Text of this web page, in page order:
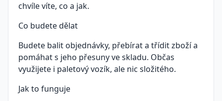
chvíle víte, co a jak.
Co budete dělat
Budete balit objednávky, přebírat a třídit zboží a
pomáhat s jeho přesuny ve skladu. Občas
využijete i paletový vozík, ale nic složitého.
Jak to funguje